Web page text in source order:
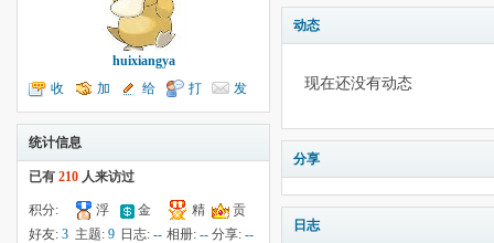
huixiangya
收
听TA
加
为好友
给
我留言
打
个招呼
发
送消息
统计信息
已有 210 人来访过
积分:
34
浮
云:45
金
钱:5
精
华:--
贡
献:--
好友: 3 主题: 9 日志:-- 相册: -- 分享:--
动态
现在还没有动态
分享
日志